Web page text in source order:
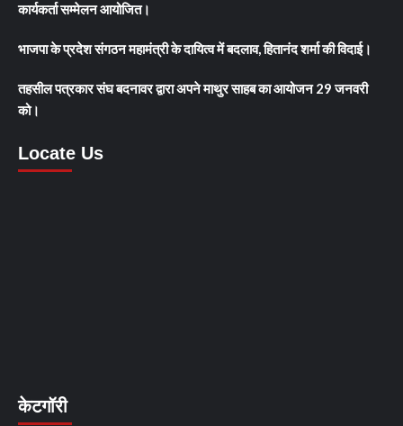
कार्यकर्ता सम्मेलन आयोजित।
भाजपा के प्रदेश संगठन महामंत्री के दायित्व में बदलाव, हितानंद शर्मा की विदाई।
तहसील पत्रकार संघ बदनावर द्वारा अपने माथुर साहब का आयोजन 29 जनवरी
को।
Locate Us
केटगॉरी